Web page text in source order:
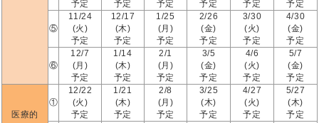
予定
予定
予定
予定
予定
予定
⑤
11/24
(火)
予定
12/17
(木)
予定
1/25
(月)
予定
2/26
(金)
予定
3/30
(火)
予定
4/30
(金)
予定
⑥
12/7
(月)
予定
1/14
(木)
予定
2/1
(月)
予定
3/5
(金)
予定
4/6
(火)
予定
5/7
(金)
予定
医療的
①
12/22
(火)
予定
1/21
(木)
予定
2/8
(月)
予定
3/25
(木)
予定
4/27
(火)
予定
5/27
(木)
予定